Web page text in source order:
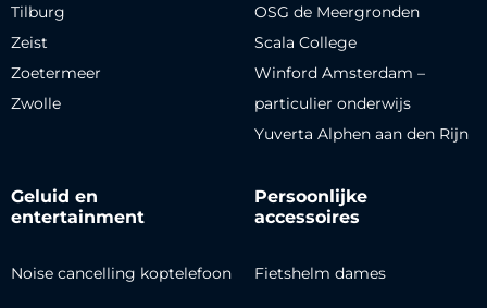
Tilburg
Zeist
Zoetermeer
Zwolle
OSG de Meergronden
Scala College
Winford Amsterdam –
particulier onderwijs
Yuverta Alphen aan den Rijn
Geluid en
entertainment
Noise cancelling koptelefoon
Persoonlijke
accessoires
Fietshelm dames